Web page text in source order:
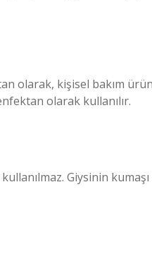
olarak, kişisel bakım
olarak kullanılır.
Giysinin kumaşı